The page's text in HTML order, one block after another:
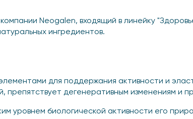
Neogalen, входящий в линейку
ингредиентов.
для поддержания активности и
препятствует дегенеративным изменениям и
уровнем биологической активности его